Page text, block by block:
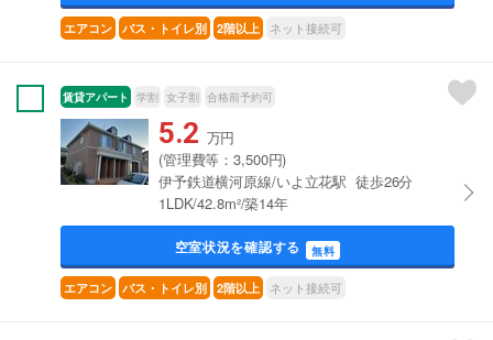
エアコン バス・トイレ別 2階以上 ネット接続可
賃貸アパート 学割 女子割 合格前予約可
5.2 万円
(管理費等：3,500円)
伊予鉄道横河原線/いよ立花駅 徒歩26分
1LDK/42.8m²/築14年
空室状況を確認する 無料
エアコン バス・トイレ別 2階以上 ネット接続可